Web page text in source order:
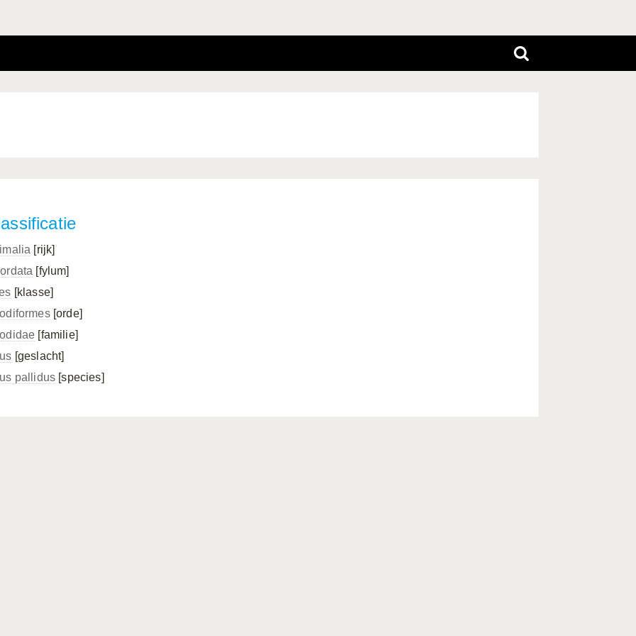
[rijk]
[fylum]
[klasse]
[orde]
[familie]
[geslacht]
pallidus [species]